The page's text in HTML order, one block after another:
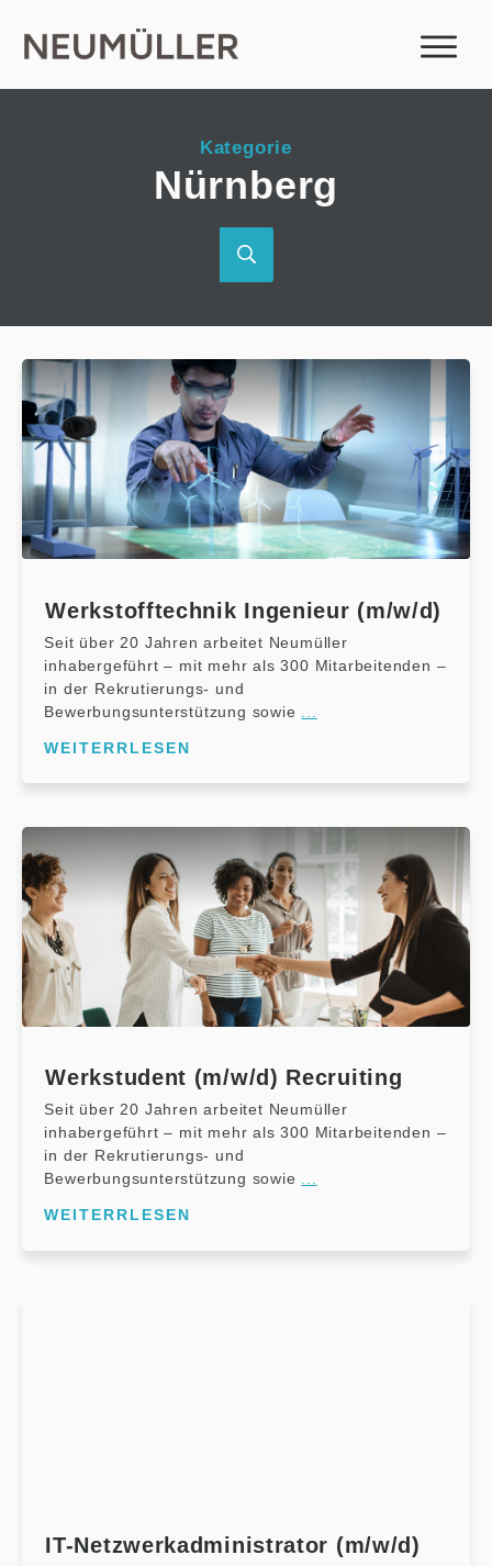
Kategorie
Nürnberg
Werkstofftechnik Ingenieur (m/w/d)
Seit über 20 Jahren arbeitet Neumüller
inhabergeführt – mit mehr als 300 Mitarbeitenden –
in der Rekrutierungs- und
Bewerbungsunterstützung sowie
WEITERRLESEN
Werkstudent (m/w/d) Recruiting
Seit über 20 Jahren arbeitet Neumüller
inhabergeführt – mit mehr als 300 Mitarbeitenden –
in der Rekrutierungs- und
Bewerbungsunterstützung sowie ...
WEITERRLESEN
IT-Netzwerkadministrator (m/w/d)